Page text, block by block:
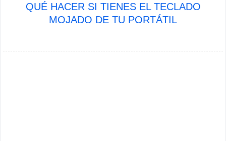
QUÉ HACER SI TIENES EL TECLADO
MOJADO DE TU PORTÁTIL